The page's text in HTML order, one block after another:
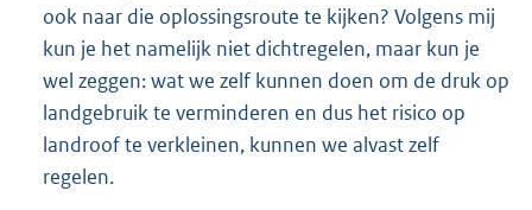
ook naar die oplossingsroute te kijken? Volgens mij
kun je het namelijk niet dichtregelen, maar kun je
wel zeggen: wat we zelf kunnen doen om de druk op
landgebruik te verminderen en dus het risico op
landroof te verkleinen, kunnen we alvast zelf
regelen.